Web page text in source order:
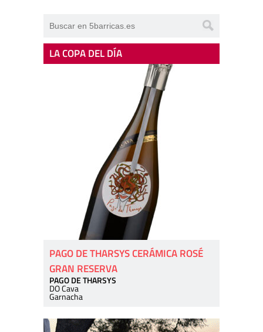
LA COPA DEL DÍA
PAGO DE THARSYS CERÁMICA ROSÉ
GRAN RESERVA
PAGO DE THARSYS
DO Cava
Garnacha